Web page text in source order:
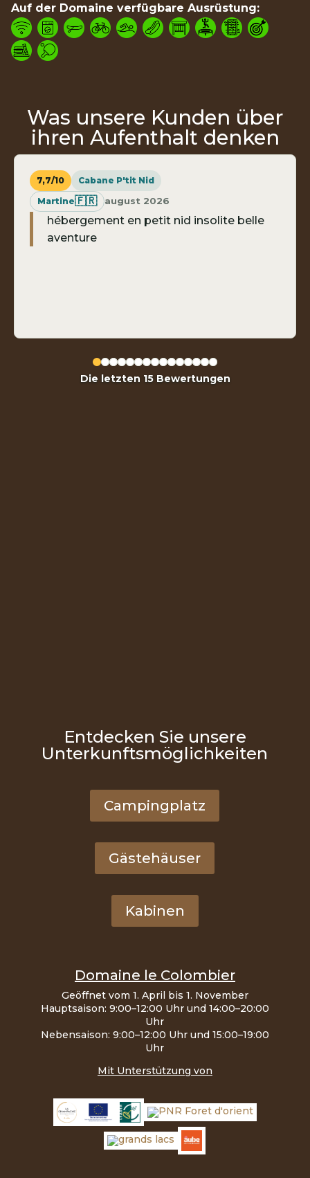
Auf der Domaine verfügbare Ausrüstung:
Was unsere Kunden über
ihren Aufenthalt denken
7,7/10
Cabane P'tit Nid
Martine🇫🇷 august 2026
hébergement en petit nid insolite belle
aventure
Die letzten 15 Bewertungen
Entdecken Sie unsere
Unterkunftsmöglichkeiten
Campingplatz
Gästehäuser
Kabinen
Domaine le Colombier
Geöffnet vom 1. April bis 1. November
Hauptsaison: 9:00–12:00 Uhr und 14:00–20:00
Uhr
Nebensaison: 9:00–12:00 Uhr und 15:00–19:00
Uhr
Mit Unterstützung von